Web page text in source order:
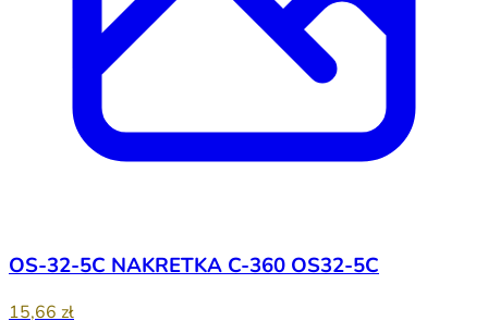
OS-32-5C NAKRETKA C-360 OS32-5C
15,66 zł